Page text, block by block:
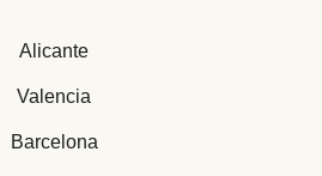
Alicante
Valencia
Barcelona